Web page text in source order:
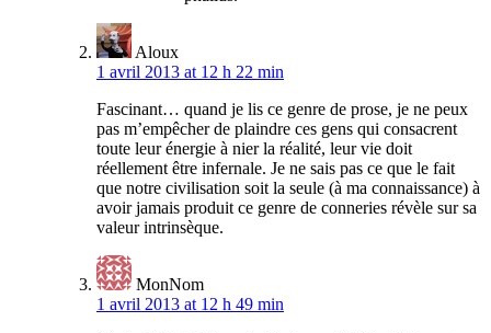
Aloux
1 avril 2013 at 12 h 22 min
Fascinant… quand je lis ce genre de prose, je ne peux
pas m’empêcher de plaindre ces gens qui consacrent
toute leur énergie à nier la réalité, leur vie doit
réellement être infernale. Je ne sais pas ce que le fait
que notre civilisation soit la seule (à ma connaissance) à
avoir jamais produit ce genre de conneries révèle sur sa
valeur intrinsèque.
MonNom
1 avril 2013 at 12 h 49 min